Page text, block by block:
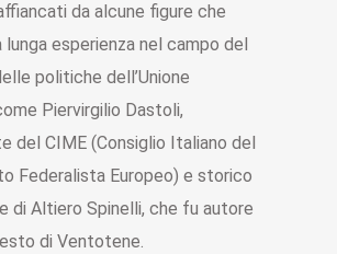
da alcune figure che
lunga esperienza nel campo del
politiche dell’Unione
Piervirgilio Dastoli,
del CIME (Consiglio Italiano del
Federalista Europeo) e storico
di Altiero Spinelli, che fu autore
di Ventotene.